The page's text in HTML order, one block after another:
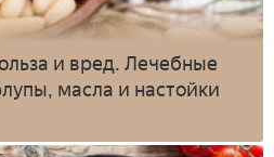
и вред. Лечебные
масла и настойки